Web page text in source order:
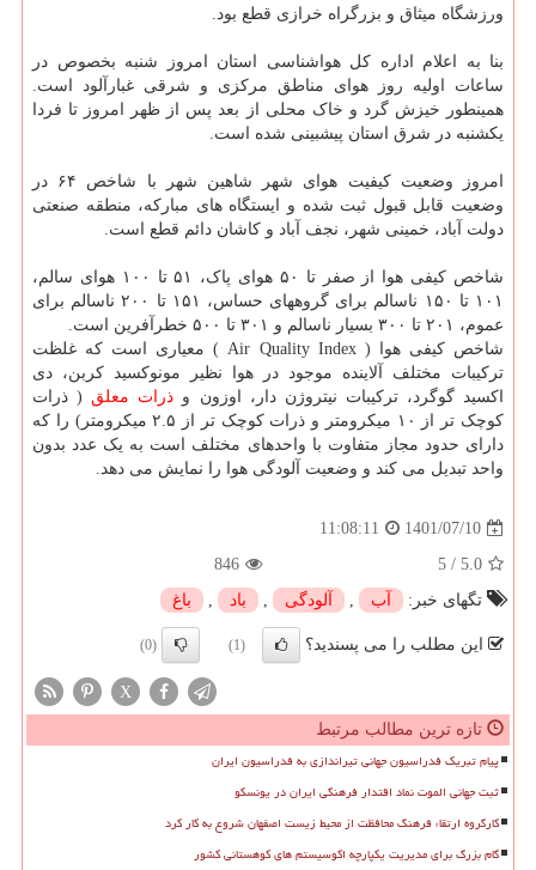
ورزشگاه میثاق و بزرگراه خرازی قطع بود.
بنا به اعلام اداره کل هواشناسی استان امروز شنبه بخصوص در
ساعات اولیه روز هوای مناطق مرکزی و شرقی غبارآلود است.
همینطور خیزش گرد و خاک محلی از بعد پس از ظهر امروز تا فردا
یکشنبه در شرق استان پیشبینی شده است.
امروز وضعیت کیفیت هوای شهر شاهین شهر با شاخص ۶۴ در
وضعیت قابل قبول ثبت شده و ایستگاه های مبارکه، منطقه صنعتی
دولت آباد، خمینی شهر، نجف آباد و کاشان دائم قطع است.
شاخص کیفی هوا از صفر تا ۵۰ هوای پاک، ۵۱ تا ۱۰۰ هوای سالم،
۱۰۱ تا ۱۵۰ ناسالم برای گروههای حساس، ۱۵۱ تا ۲۰۰ ناسالم برای
عموم، ۲۰۱ تا ۳۰۰ بسیار ناسالم و ۳۰۱ تا ۵۰۰ خطرآفرین است.
شاخص کیفی هوا ( Air Quality Index ) معیاری است که غلظت
ترکیبات مختلف آلاینده موجود در هوا نظیر مونوکسید کربن، دی
اکسید گوگرد، ترکیبات نیتروژن دار، اوزون و ذرات معلق ( ذرات
کوچک تر از ۱۰ میکرومتر و ذرات کوچک تر از ۲.۵ میکرومتر) را که
دارای حدود مجاز متفاوت با واحدهای مختلف است به یک عدد بدون
واحد تبدیل می کند و وضعیت آلودگی هوا را نمایش می دهد.
1401/07/10
11:08:11
5.0
/
5
846
تگهای خبر:
آب , آلودگی , باد , باغ
این مطلب را می پسندید؟ (1)
(0)
X
تازه ترین مطالب مرتبط
پیام تبریک فدراسیون جهانی تیراندازی به فدراسیون ایران
ثبت جهانی الموت نماد اقتدار فرهنگی ایران در یونسکو
کارگروه ارتقاء فرهنگ محافظت از محیط زیست اصفهان شروع به کار کرد
گام بزرگ برای مدیریت یکپارچه اکوسیستم های کوهستانی کشور